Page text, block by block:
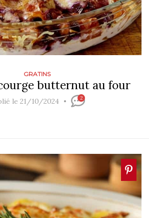
GRATINS
butternut au four
le 21/10/2024 2